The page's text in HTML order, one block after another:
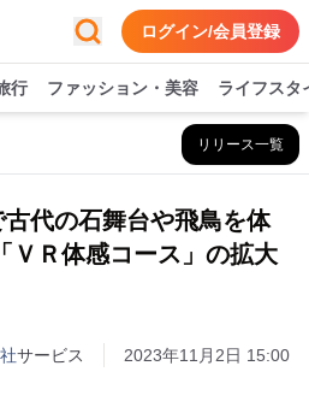
ログイン/会員登録
行 ファッション・美容 ライフスタ
リリース一覧
古代の石舞台や飛鳥を体
ＶＲ体感コース」の拡大
サービス 2023年11月2日 15:00